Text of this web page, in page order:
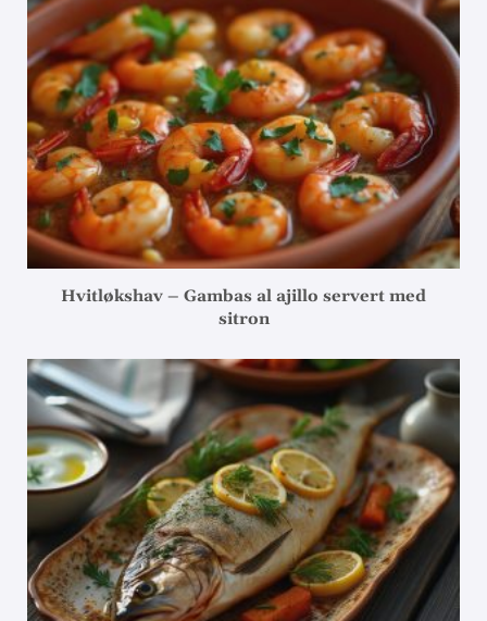
Hvitløkshav – Gambas al ajillo servert med
sitron